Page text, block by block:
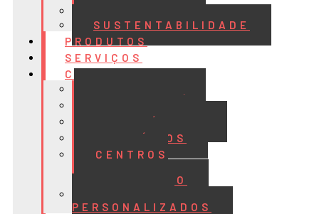
SUSTENTABILIDADE
PRODUTOS
SERVIÇOS
CASES
FRIGORÍFICOS
LATICÍNIOS
CENTROS
DISTRIBUIÇÃO
PERSONALIZADOS